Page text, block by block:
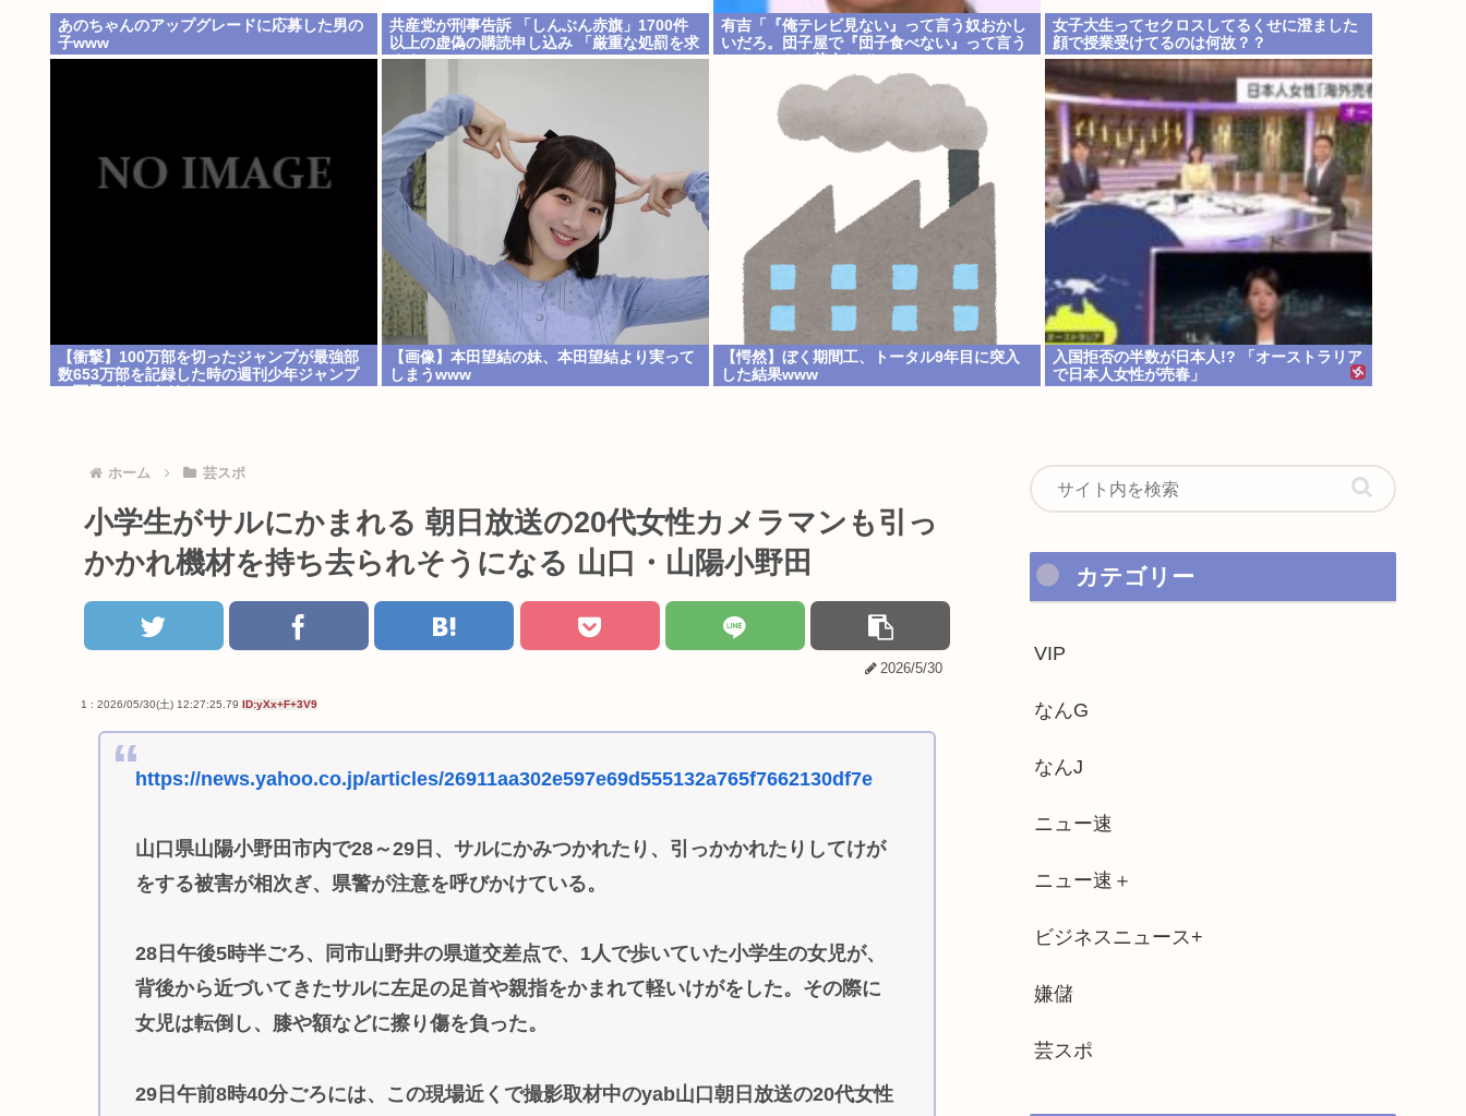
あのちゃんのアップグレードに応募した男の
子www
共産党が刑事告訴 「しんぶん赤旗」1700件
以上の虚偽の購読申し込み 「厳重な処罰を求
める」
有吉「『俺テレビ見ない』って言う奴おかし
いだろ。団子屋で『団子食べない』って言う
女子大生ってセクロスしてるくせに澄ました
顔で授業受けてるのは何故？？
【衝撃】100万部を切ったジャンプが最強部
数653万部を記録した時の週刊少年ジャンプ
【画像】本田望結の妹、本田望結より実って
しまうwww
【愕然】ぼく期間工、トータル9年目に突入
した結果www
入国拒否の半数が日本人!? 「オーストラリア
で日本人女性が売春」
ホーム 芸スポ
小学生がサルにかまれる 朝日放送の20代女性カメラマンも引っ
かかれ機材を持ち去られそうになる 山口・山陽小野田
2026/5/30
1 : 2026/05/30(土) 12:27:25.79 ID:yXx+F+3V9
https://news.yahoo.co.jp/articles/26911aa302e597e69d555132a765f7662130df7e
山口県山陽小野田市内で28～29日、サルにかみつかれたり、引っかかれたりしてけが
をする被害が相次ぎ、県警が注意を呼びかけている。
28日午後5時半ごろ、同市山野井の県道交差点で、1人で歩いていた小学生の女児が、
背後から近づいてきたサルに左足の足首や親指をかまれて軽いけがをした。その際に
女児は転倒し、膝や額などに擦り傷を負った。
29日午前8時40分ごろには、この現場近くで撮影取材中のyab山口朝日放送の20代女性
カテゴリー
VIP
なんG
なんJ
ニュー速
ニュー速＋
ビジネスニュース+
嫌儲
芸スポ